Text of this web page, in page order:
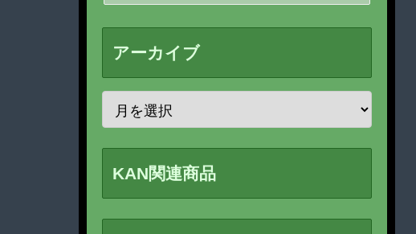
アーカイブ
KAN関連商品